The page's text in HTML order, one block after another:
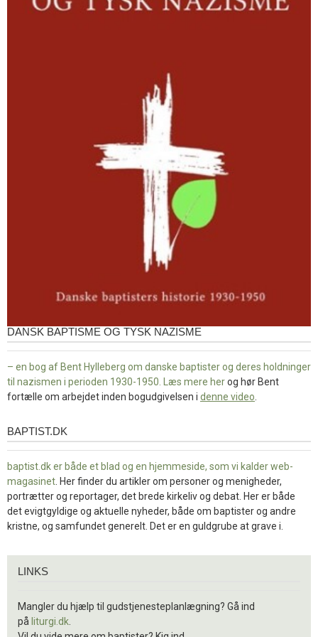
DANSK BAPTISME OG TYSK NAZISME
– en bog af Bent Hylleberg om danske baptister og deres holdninger
til nazismen i perioden 1930-1950. Læs mere herog hør Bent
fortælle om arbejdet inden bogudgivelsen i denne video
baptist.dk
BAPTIST.DK
baptist.dk er både et blad og en hjemmeside, som vi kalder web-
magasinet . Her finder du artikler om personer og menigheder,
portrætter og reportager, det brede kirkeliv og debat. Her er både
det evigtgyldige og aktuelle nyheder, både om baptister og andre
kristne, og samfundet generelt. Det er en guldgrube at grave i.
LINKS
Mangler du hjælp til gudstjenesteplanlægning? Gå ind
på liturgi.dk